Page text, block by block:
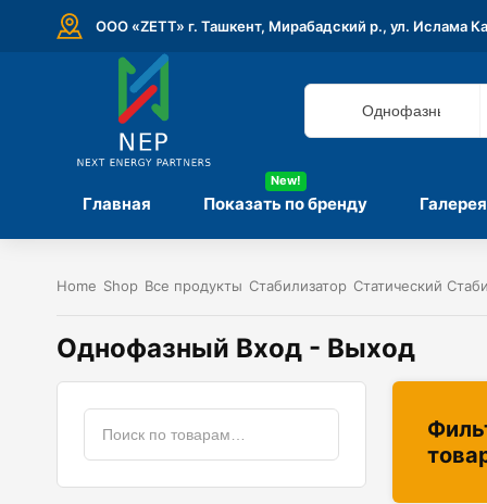
ООО «ZETT» г. Ташкент, Мирабадский р., ул. Ислама
Главная Показать по бренду
New!
Галерея
Home Shop Все продукты Стабилизатор Статический
Однофазный Вход - Выход